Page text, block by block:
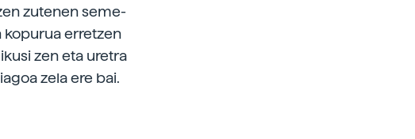
zutenen seme-
kopurua erretzen
zen eta uretra
zela ere bai.